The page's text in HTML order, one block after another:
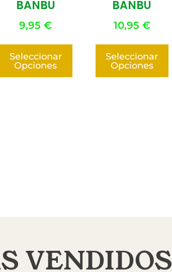
BANBU
9,95€
Seleccionar
Opciones
BANBU
10,95 €
Seleccionar
Opciones
VENDIDOS